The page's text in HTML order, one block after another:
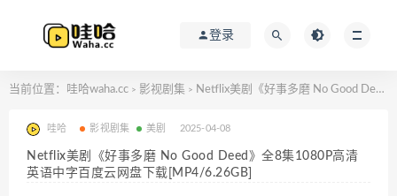
登录
当前位置： 哇哈waha.cc > 影视剧集 > Netflix美剧《好事多磨 No Good Deed》全8集1080P高清英语中字百度云网盘下载[MP4/6.26GB]
哇哈 影视剧集 美剧 2025-04-08
Netflix美剧《好事多磨 No Good Deed》全8集1080P高清
英语中字百度云网盘下载[MP4/6.26GB]